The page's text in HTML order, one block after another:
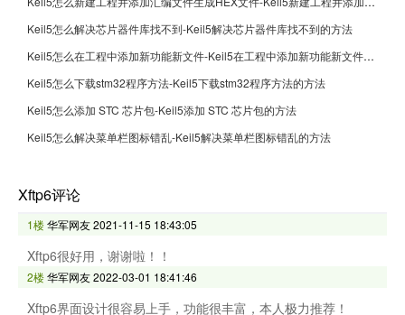
Keil5怎么解决芯片器件库找不到-Keil5解决芯片器件库找不到的方法
Keil5怎么在工程中添加新功能新文件-Keil5在工程中添加新功能新文件的方法
Keil5怎么下载stm32程序方法-Keil5下载stm32程序方法的方法
Keil5怎么添加 STC 芯片包-Keil5添加 STC 芯片包的方法
Keil5怎么解决菜单栏图标错乱-Keil5解决菜单栏图标错乱的方法
Xftp6评论
1楼华军网友2021-11-15 18:43:05
Xftp6很好用，谢谢啦！！
2楼华军网友2022-03-01 18:41:46
Xftp6界面设计很容易上手，功能很丰富，本人极力推荐！